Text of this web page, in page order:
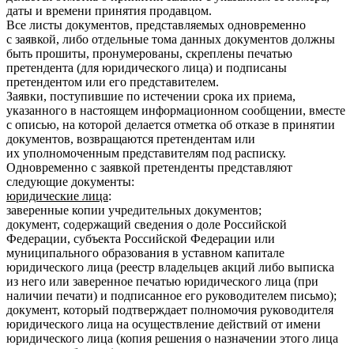
даты и времени принятия продавцом.
Все листы документов, представляемых одновременно
с заявкой, либо отдельные тома данных документов должны
быть прошиты, пронумерованы, скреплены печатью
претендента (для юридического лица) и подписаны
претендентом или его представителем.
Заявки, поступившие по истечении срока их приема,
указанного в настоящем информационном сообщении, вместе
с описью, на которой делается отметка об отказе в принятии
документов, возвращаются претендентам или
их уполномоченным представителям под расписку.
Одновременно с заявкой претенденты представляют
следующие документы:
юридические лица:
заверенные копии учредительных документов;
документ, содержащий сведения о доле Российской
Федерации, субъекта Российской Федерации или
муниципального образования в уставном капитале
юридического лица (реестр владельцев акций либо выписка
из него или заверенное печатью юридического лица (при
наличии печати) и подписанное его руководителем письмо);
документ, который подтверждает полномочия руководителя
юридического лица на осуществление действий от имени
юридического лица (копия решения о назначении этого лица